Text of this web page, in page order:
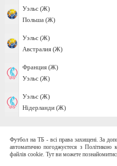
Уэльс (Ж)
Польша (Ж)
Уэльс (Ж)
Австралия (Ж)
Франция (Ж)
Уэльс (Ж)
Уэльс (Ж)
Нідерланди (Ж)
Футбол на ТБ - всі права захищені. За
автоматично погоджуєтеся з Політикою
файлів cookie. Тут ви можете